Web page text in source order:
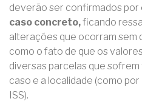
deverão ser confirmados por
caso concreto,ficando
alterações que ocorram sem
como o fato de que os
diversas parcelas que
caso e a localidade (como
ISS).